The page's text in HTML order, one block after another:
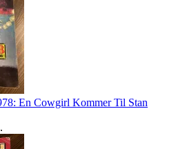
En Cowgirl Kommer Til Stan
.